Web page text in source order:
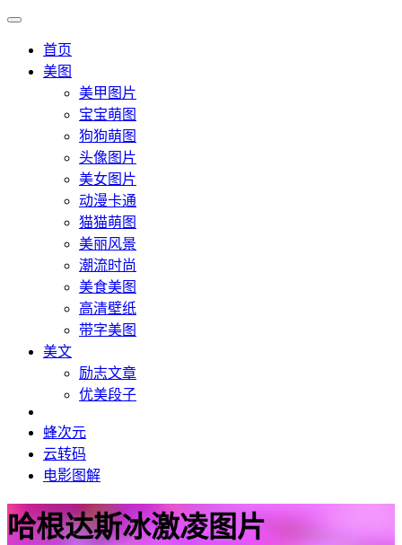
首页
美图
美甲图片
宝宝萌图
狗狗萌图
头像图片
美女图片
动漫卡通
猫猫萌图
美丽风景
潮流时尚
美食美图
高清壁纸
带字美图
美文
励志文章
优美段子
蜂次元
云转码
电影图解
哈根达斯冰激凌图片